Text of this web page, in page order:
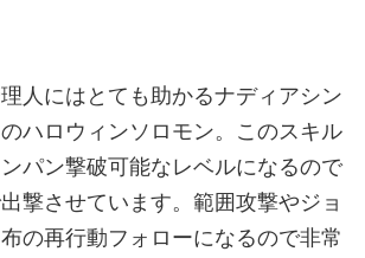
人にはとても助かるナディアシン
ハロウィンソロモン。このスキル
パン撃破可能なレベルになるので
撃させています。範囲攻撃やジョ
の再行動フォローになるので非常